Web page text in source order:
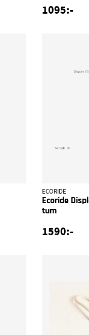
1095:-
ECORIDE
Ecoride
tum
1590:-